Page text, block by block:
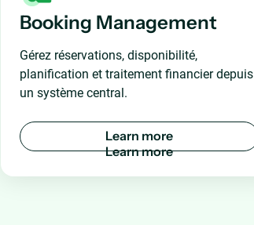
Booking Management
Gérez réservations, disponibilité,
planification et traitement financier depuis
un système central.
Learn more